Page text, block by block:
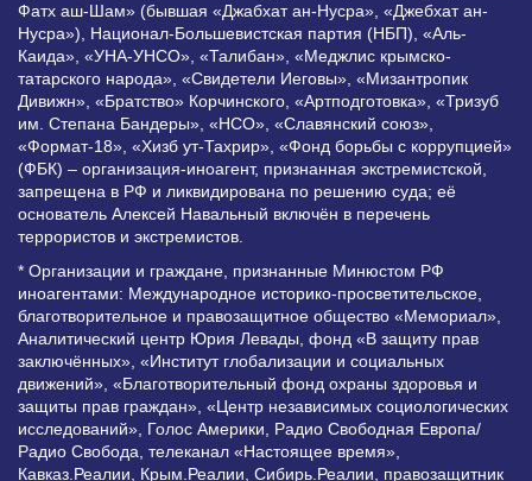
Фатх аш-Шам» (бывшая «Джабхат ан-Нусра», «Джебхат ан-
Нусра»), Национал-Большевистская партия (НБП), «Аль-
Каида», «УНА-УНСО», «Талибан», «Меджлис крымско-
татарского народа», «Свидетели Иеговы», «Мизантропик
Дивижн», «Братство» Корчинского, «Артподготовка», «Тризуб
им. Степана Бандеры», «НСО», «Славянский союз»,
«Формат-18», «Хизб ут-Тахрир», «Фонд борьбы с коррупцией»
(ФБК) – организация-иноагент, признанная экстремистской,
запрещена в РФ и ликвидирована по решению суда; её
основатель Алексей Навальный включён в перечень
террористов и экстремистов.
* Организации и граждане, признанные Минюстом РФ
иноагентами: Международное историко-просветительское,
благотворительное и правозащитное общество «Мемориал»,
Аналитический центр Юрия Левады, фонд «В защиту прав
заключённых», «Институт глобализации и социальных
движений», «Благотворительный фонд охраны здоровья и
защиты прав граждан», «Центр независимых социологических
исследований», Голос Америки, Радио Свободная Европа/
Радио Свобода, телеканал «Настоящее время»,
Кавказ.Реалии, Крым.Реалии, Сибирь.Реалии, правозащитник